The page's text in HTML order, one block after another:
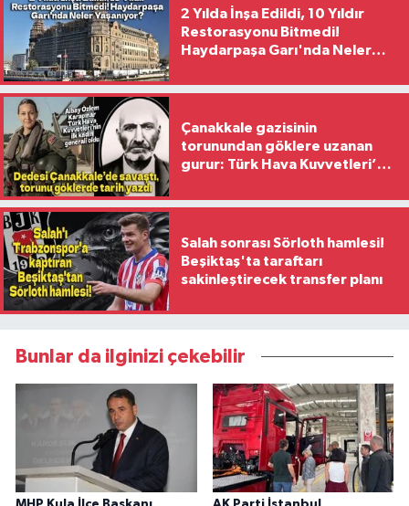
2 Yılda İnşa Edildi, 10 Yıldır
Restorasyonu Bitmedi!
Haydarpaşa Garı'nda Neler
Çanakkale gazisinin
torunundan göklere uzanan
gurur: Türk Hava Kuvvetleri’nin
Salah sonrası Sörloth hamlesi!
Beşiktaş'ta taraftarı
sakinleştirecek transfer planı
Bunlar da ilginizi çekebilir